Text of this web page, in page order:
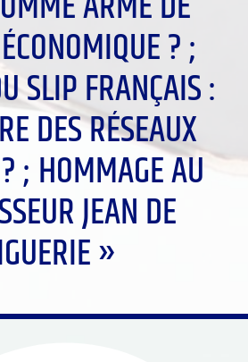
? ;
SLIP FRANÇAIS :
DES RÉSEAUX
; HOMMAGE AU
JEAN DE
»